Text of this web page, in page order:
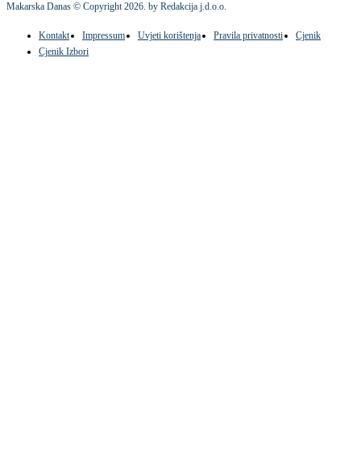
Makarska Danas © Copyright2026. by Redakcija j.d.o.o.
Kontakt Impressum Uvjeti korištenja Pravila privatnosti
Cjenik
Cjenik Izbori